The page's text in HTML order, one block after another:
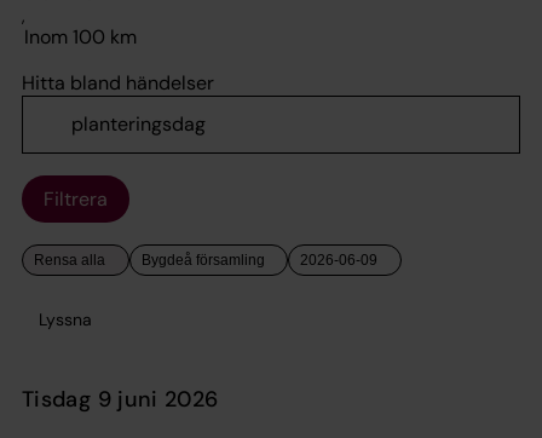
,
Hitta bland händelser
Filtrera
Lyssna
tisdag 9 juni 2026